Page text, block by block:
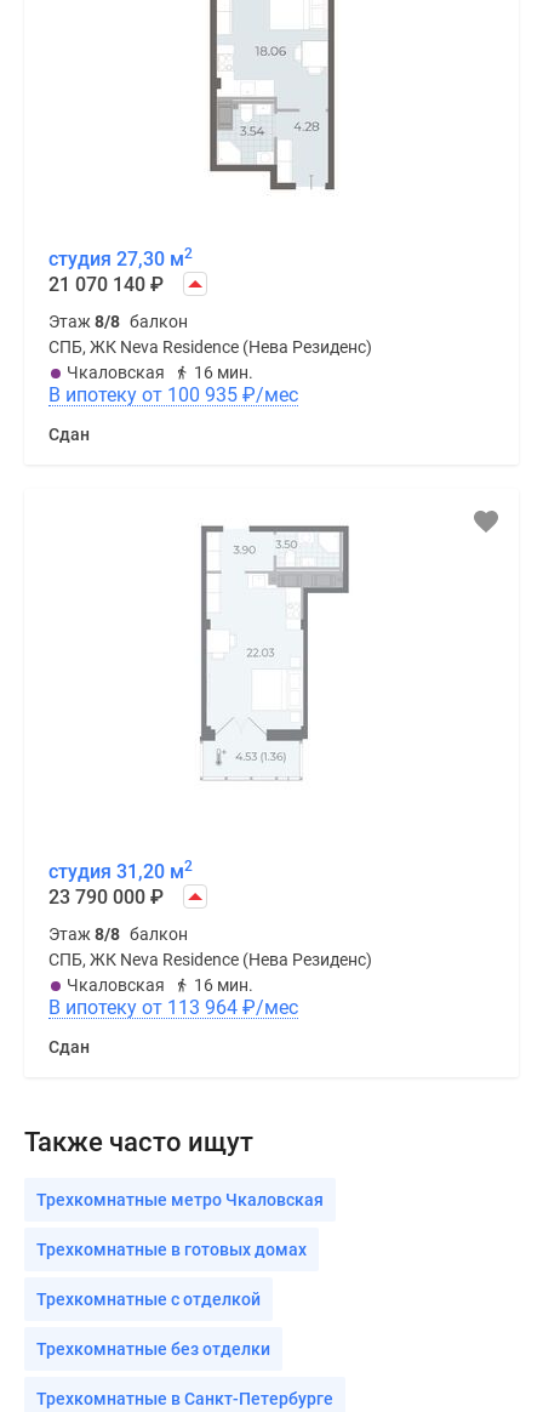
студия 27,30 м2
21 070 140 ₽
Этаж8/8 балкон
СПБ, ЖК Neva Residence (Нева Резиденс)
Чкаловская
16 мин.
В ипотеку от 100 935 ₽/мес
Сдан
студия 31,20 м2
23 790 000 ₽
Этаж8/8 балкон
СПБ, ЖК Neva Residence (Нева Резиденс)
Чкаловская
16 мин.
В ипотеку от 113 964 ₽/мес
Сдан
Также часто ищут
Трехкомнатные метро Чкаловская
Трехкомнатные в готовых домах
Трехкомнатные с отделкой
Трехкомнатные без отделки
Трехкомнатные в Санкт-Петербурге